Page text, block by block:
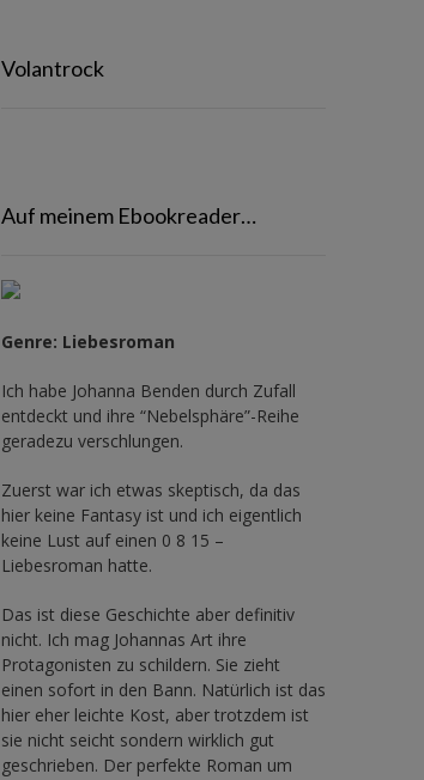
Volantrock
Auf meinem Ebookreader…
Genre: Liebesroman
Ich habe Johanna Benden durch Zufall
entdeckt und ihre “Nebelsphäre”-Reihe
geradezu verschlungen.
Zuerst war ich etwas skeptisch, da das
hier keine Fantasy ist und ich eigentlich
keine Lust auf einen 0 8 15 –
Liebesroman hatte.
Das ist diese Geschichte aber definitiv
nicht. Ich mag Johannas Art ihre
Protagonisten zu schildern. Sie zieht
einen sofort in den Bann. Natürlich ist das
hier eher leichte Kost, aber trotzdem ist
sie nicht seicht sondern wirklich gut
geschrieben. Der perfekte Roman um